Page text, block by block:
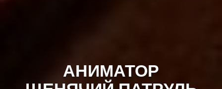
АНИМАТОР